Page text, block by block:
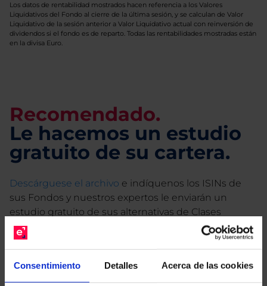
Consentimiento Detalles Acerca de las cookies
Los datos de rentabilidad mostrados hacen referencia a los Valores
Liquidativos del Fondo al cierre de la última sesión, y se calculan de Valor
Liquidativo de la sesión anterior a Valor Liquidativo actual con reinversión de
dividendos si el fondo es de reparto. Todas las rentabilidades mostradas están
en la divisa Euro.
Recomendado.
Le hacemos un estudio
gratuito de su cartera.
Descárguese el archivo e indíquenos los ISINs de
sus Fondos y nuestros expertos le enviarán un
estudio gratuito de sus alternativas de Clases
Limpias con las que podrá ahorrar en sus costes.